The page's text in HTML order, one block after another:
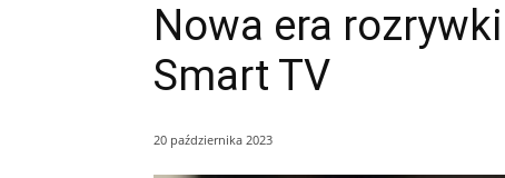
Nowa era
Smart TV
20 października 2023